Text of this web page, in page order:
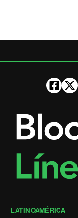
LATINOAMÉRICA